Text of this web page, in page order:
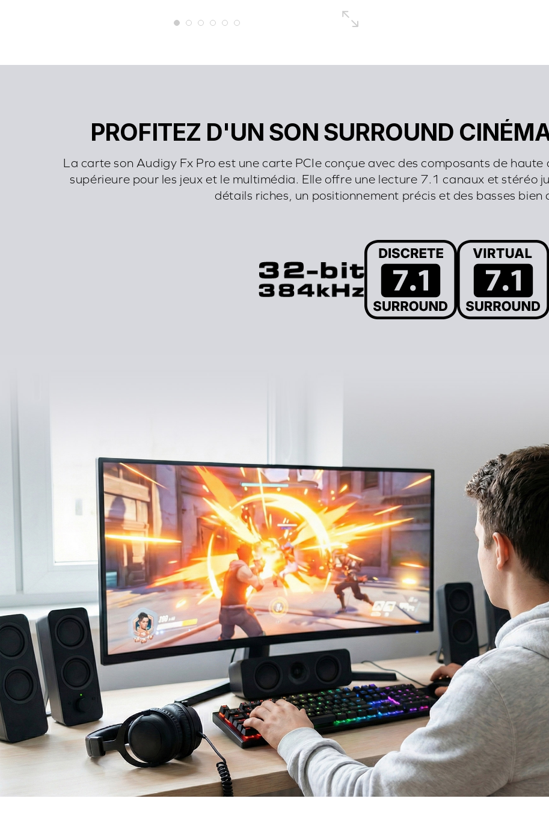
PROFITEZ D'UN SON SURROUND
La carte son Audigy Fx Pro est une carte PCIe conçue avec des composants de
supérieure pour les jeux et le multimédia. Elle offre une lecture 7.1 canaux et stéréo
détails riches, un positionnement précis et des basses bien